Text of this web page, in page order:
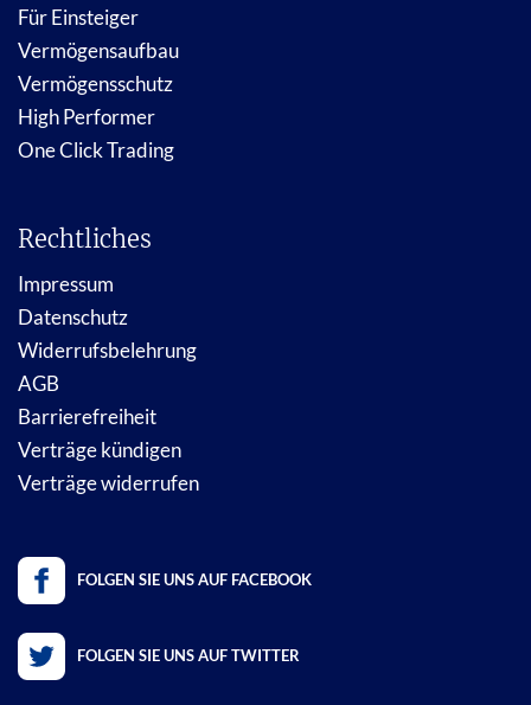
Für Einsteiger
Vermögensaufbau
Vermögensschutz
High Performer
One Click Trading
Rechtliches
Impressum
Datenschutz
Widerrufsbelehrung
AGB
Barrierefreiheit
Verträge kündigen
Verträge widerrufen
FOLGEN SIE UNS AUF FACEBOOK
FOLGEN SIE UNS AUF TWITTER